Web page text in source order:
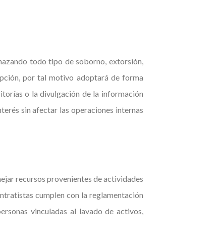
todo tipo de soborno, extorsión,
por tal motivo adoptará de forma
o la divulgación de la información
sin afectar las operaciones internas
recursos provenientes de actividades
cumplen con la reglamentación
vinculadas al lavado de activos,